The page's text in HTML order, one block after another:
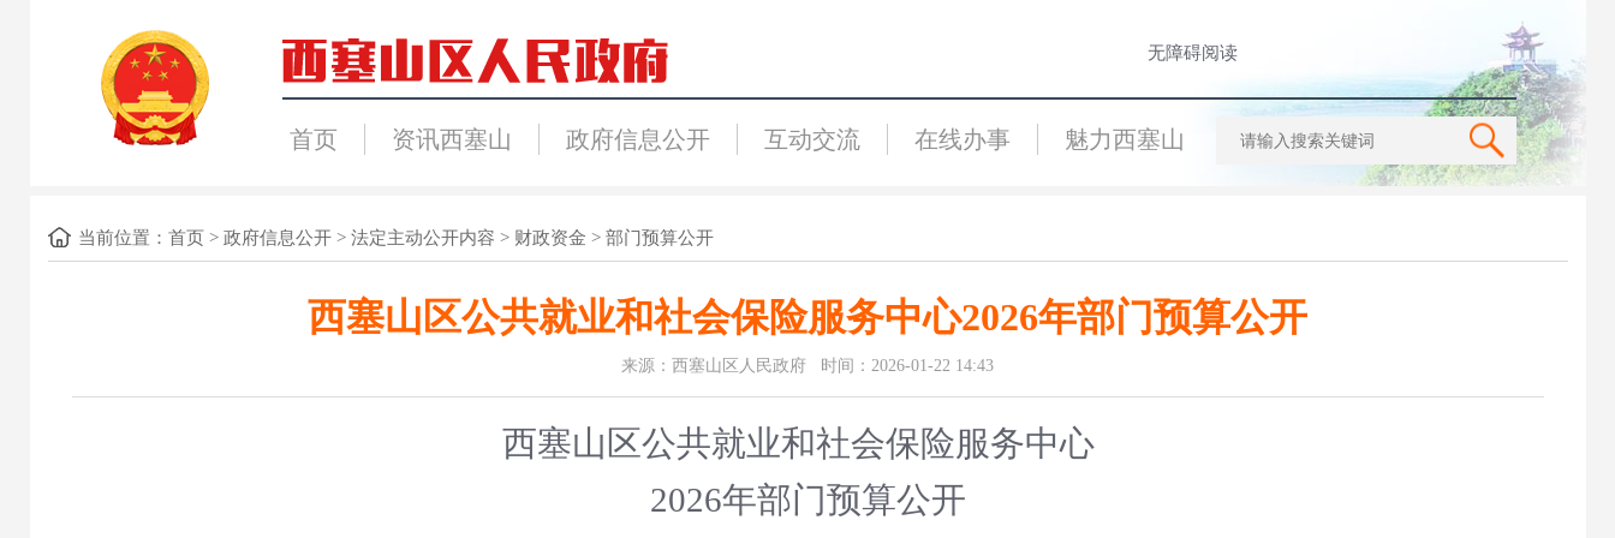
无障碍阅读
首页 资讯西塞山 政府信息公开 互动交流 在线办事 魅力西塞山
当前位置： 首页> 政府信息公开> 法定主动公开内容 > 财政资金 > 部门预算公开
西塞山区公共就业和社会保险服务中心2026年部门预算公开
来源：西塞山区人民政府 时间：2026-01-22 14:43
西塞山区公共就业和社会保险服务中心
2026年部门预算公开